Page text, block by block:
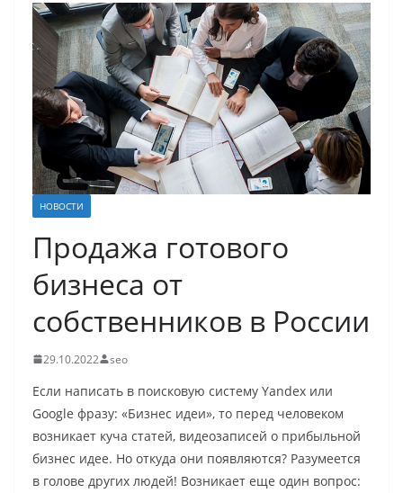
НОВОСТИ
Продажа готового
бизнеса от
собственников в России
29.10.2022 seo
Если написать в поисковую систему Yandex или
Google фразу: «Бизнес идеи», то перед человеком
возникает куча статей, видеозаписей о прибыльной
бизнес идее. Но откуда они появляются? Разумеется
в голове других людей! Возникает еще один вопрос: